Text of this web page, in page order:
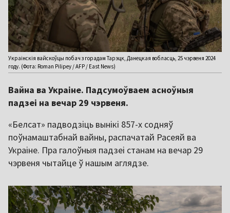
Украінскія вайскоўцы побач з горадам Тарэцк, Данецкая вобласць, 25 чэрвеня 2024
году. (Фота: Roman Pilipey / AFP / East News)
Вайна ва Украіне. Падсумоўваем асноўныя
падзеі на вечар 29 чэрвеня.
«Белсат» падводзіць вынікі 857-х содняў
поўнамаштабнай вайны, распачатай Расеяй ва
Украіне. Пра галоўныя падзеі станам на вечар 29
чэрвеня чытайце ў нашым аглядзе.